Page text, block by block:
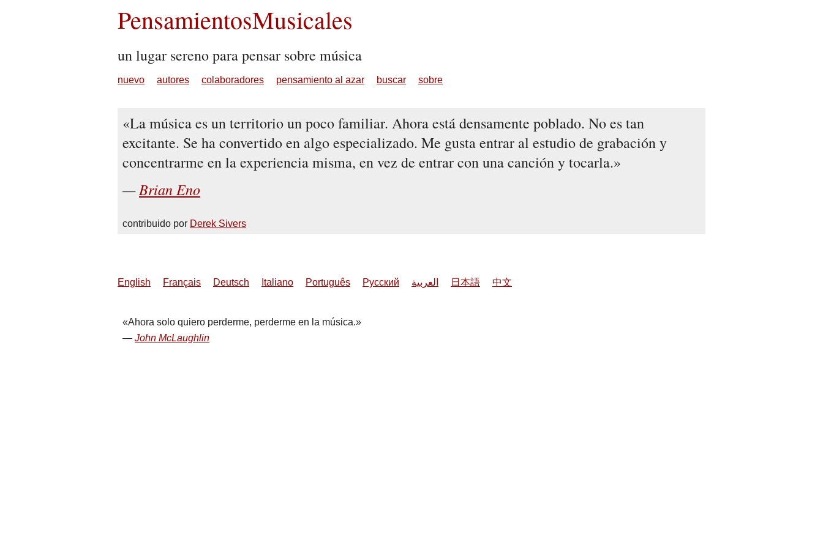
PensamientosMusicales
un lugar sereno para pensar sobre música
nuevo autores colaboradores pensamiento al azar buscar sobre
La música es un territorio un poco familiar. Ahora está densamente poblado. No es tan
excitante. Se ha convertido en algo especializado. Me gusta entrar al estudio de grabación y
concentrarme en la experiencia misma, en vez de entrar con una canción y tocarla.
Brian Eno
contribuido por Derek Sivers
English Français Deutsch Italiano Português Русский العربية 日本語 中文
Ahora solo quiero perderme, perderme en la música.
John McLaughlin